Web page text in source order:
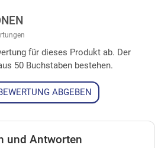
für dieses Produkt ab. Der
50 Buchstaben bestehen.
ABGEBEN
und Antworten